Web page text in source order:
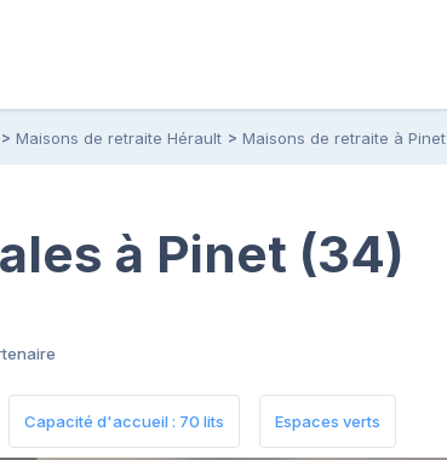
Maisons de retraite Hérault Maisons de retraite à Pinet
à Pinet (34)
Capacité d'accueil : 70 lits Espaces verts